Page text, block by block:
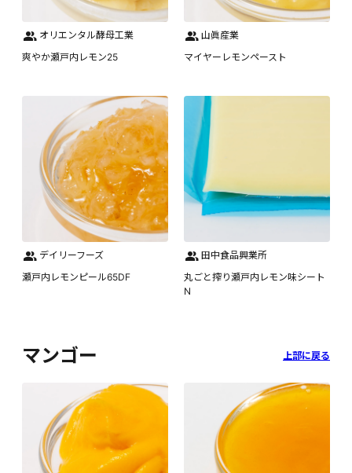
オリエンタル酵母工業
爽やか瀬戸内レモン25
山眞産業
マイヤーレモンペースト
デイリーフーズ
瀬戸内レモンピール65DF
田中食品興業所
丸ごと搾り瀬戸内レモン味シート
N
マンゴー 上部に戻る